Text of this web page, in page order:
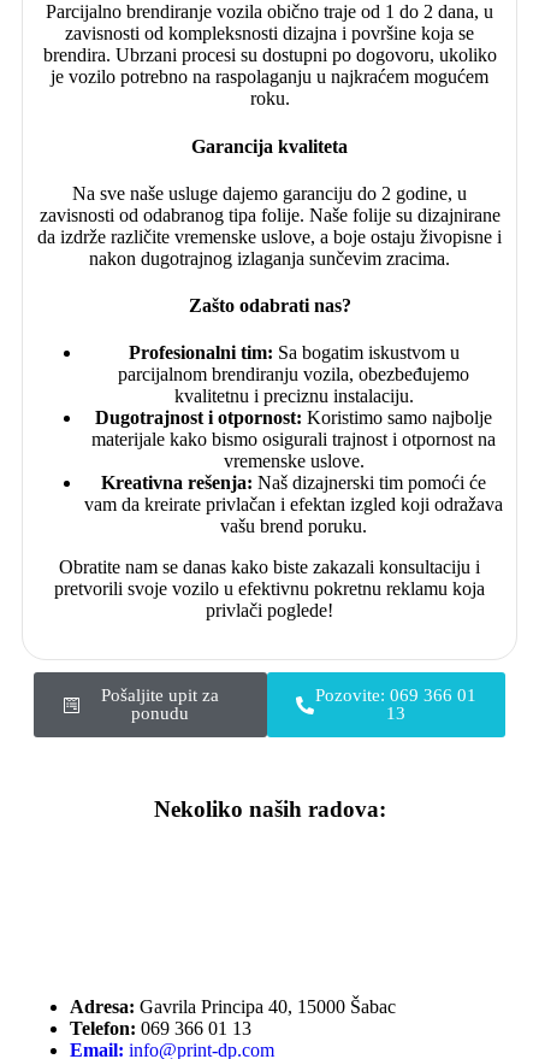
Parcijalno brendiranje vozila obično traje od 1 do 2 dana, u
zavisnosti od kompleksnosti dizajna i površine koja se
brendira. Ubrzani procesi su dostupni po dogovoru, ukoliko
je vozilo potrebno na raspolaganju u najkraćem mogućem
roku.
Garancija kvaliteta
Na sve naše usluge dajemo garanciju do 2 godine, u
zavisnosti od odabranog tipa folije. Naše folije su dizajnirane
da izdrže različite vremenske uslove, a boje ostaju živopisne i
nakon dugotrajnog izlaganja sunčevim zracima.
Zašto odabrati nas?
Profesionalni tim: Sa bogatim iskustvom u
parcijalnom brendiranju vozila, obezbeđujemo
kvalitetnu i preciznu instalaciju.
Dugotrajnost i otpornost: Koristimo samo najbolje
materijale kako bismo osigurali trajnost i otpornost na
vremenske uslove.
Kreativna rešenja: Naš dizajnerski tim pomoći će
vam da kreirate privlačan i efektan izgled koji odražava
vašu brend poruku.
Obratite nam se danas kako biste zakazali konsultaciju i
pretvorili svoje vozilo u efektivnu pokretnu reklamu koja
privlači poglede!
Pozovite: 069 366 01
13
Pošaljite upit za
ponudu
Nekoliko naših radova:
Adresa: Gavrila Principa 40, 15000 Šabac
Telefon: 069 366 01 13
Email: info@print-dp.com